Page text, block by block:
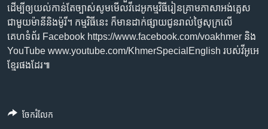
ទៅ​
កាន់​
ទំព័រ​
ស្វែង​
រក
ដើម្បី​ឲ្យ​យល់​កាន់តែ​ច្បាស់​សូម​មើល​វីដេអូ​កម្មវិធី​រៀន​គ្រាម​ភាសា​អង់គ្លេស​
ជាមួយ​ម៉ានី​និង​ម៉ូរី។ កម្មវិធី​នេះ ក៏​មាន​ដាក់​ផ្សាយ​ជូន​រាល់​ថ្ងៃសុក្រ​លើ​
គេហទំព័រ Facebook https://www.facebook.com/voakhmer និង
YouTube www.youtube.com/KhmerSpecialEnglish របស់​វីអូអេ​
ខ្មែរ​ផងដែរ៕
ចែករំលែក